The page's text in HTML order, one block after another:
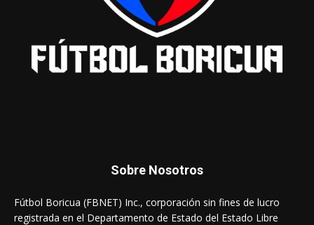
Sobre Nosotros
Fútbol Boricua (FBNET) Inc., corporación sin fines de lucro
registrada en el Departamento de Estado del Estado Libre